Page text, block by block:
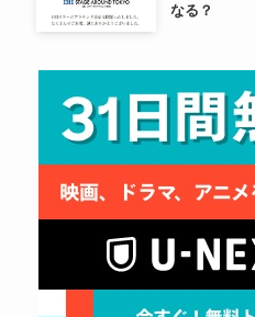
なる？